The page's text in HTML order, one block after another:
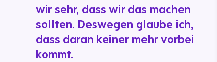
wir sehr, dass wir das machen
sollten. Deswegen glaube ich,
dass daran keiner mehr vorbei
kommt.